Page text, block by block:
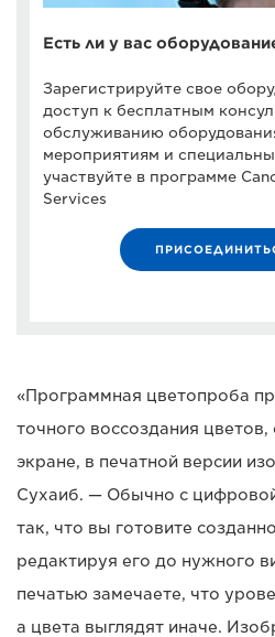
Есть ли у вас
Зарегистрируйте свое
доступ к бесплатным
обслуживанию
мероприятиям и
участвуйте в программе
Services
«Программная цветопроба
точного воссоздания
экране, в печатной версии
Сухаиб. — Обычно с
так, что вы готовите
редактируя его до нужного
печатью замечаете, что
а цвета выглядят иначе.